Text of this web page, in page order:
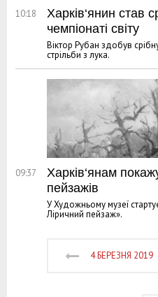
10:18
Харків‘янин став
чемпіонаті світу
Віктор Рубан здобув
стрільби з лука.
09:37
Харків‘янам
пейзажів
У Художньому музеї
Ліричний пейзаж».
4 БЕРЕЗНЯ 2019